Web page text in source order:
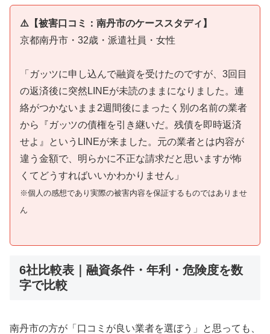
⚠️【被害口コミ：南丹市のケーススタディ】
京都南丹市・32歳・派遣社員・女性
「ガッツに申し込んで融資を受けたのですが、3回目
の返済後に突然LINEが未読のままになりました。連
絡がつかないまま2週間後にまったく別の名前の業者
から『ガッツの債権を引き継いだ。残債を即時返済
せよ』というLINEが来ました。元の業者とは内容が
違う金額で、明らかに不正な請求だと思いますが怖
くてどうすればいいかわかりません」
※個人の感想であり実際の被害内容を保証するものではありませ
ん
6社比較表｜融資条件・年利・危険度を数
字で比較
南丹市の方が「口コミが良い業者を選ぼう」と思っても、